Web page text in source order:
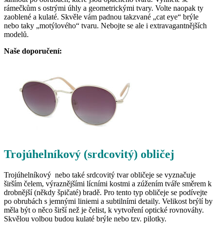
rámečkům s ostrými úhly a geometrickými tvary. Volte naopak ty
zaoblené a kulaté. Skvěle vám padnou takzvané „cat eye“ brýle
nebo taky „motýlového“ tvaru. Nebojte se ale i extravagantnějších
modelů.
Naše doporučení:
Trojúhelníkový (srdcovitý) obličej
Trojúhelníkový nebo také srdcovitý tvar obličeje se vyznačuje
širším čelem, výraznějšími lícními kostmi a zúžením tváře směrem k
drobnější (někdy špičaté) bradě. Pro tento typ obličeje se podívejte
po obrubách s jemnými liniemi a subtilními detaily. Velikost brýlí by
měla být o něco širší než je čelist, k vytvoření optické rovnováhy.
Skvělou volbou budou kulaté brýle nebo tzv. pilotky.